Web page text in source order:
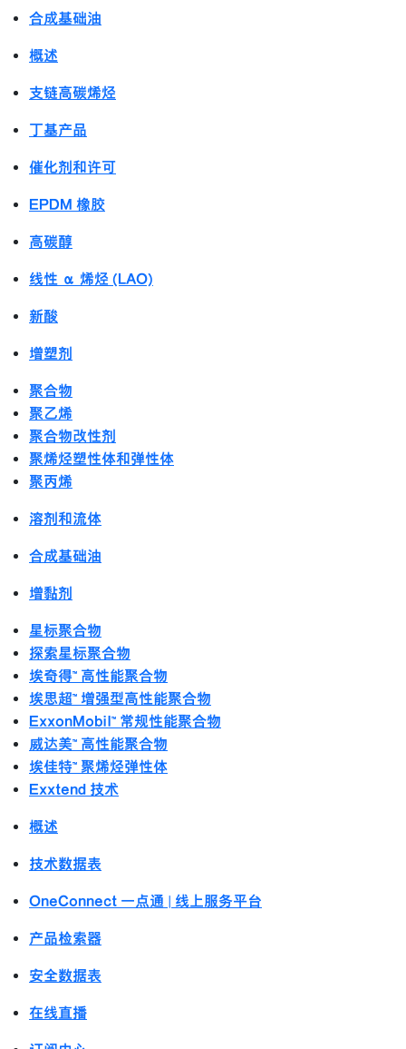
合成基础油
概述
支链高碳烯烃
丁基产品
催化剂和许可
EPDM 橡胶
高碳醇
线性 α 烯烃 (LAO)
新酸
增塑剂
聚合物
聚乙烯
聚合物改性剂
聚烯烃塑性体和弹性体
聚丙烯
溶剂和流体
合成基础油
增黏剂
星标聚合物
探索星标聚合物
埃奇得™ 高性能聚合物
埃思超™ 增强型高性能聚合物
ExxonMobil™ 常规性能聚合物
威达美™ 高性能聚合物
埃佳特™ 聚烯烃弹性体
Exxtend 技术
概述
技术数据表
OneConnect 一点通 | 线上服务平台
产品检索器
安全数据表
在线直播